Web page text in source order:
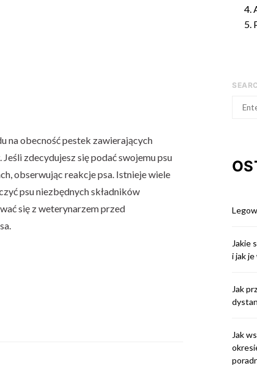
na obecność pestek zawierających
zdecydujesz się podać swojemu psu
obserwując reakcje psa. Istnieje wiele
psu niezbędnych składników
się z weterynarzem przed
Jakie
i jak
Jak
Jak